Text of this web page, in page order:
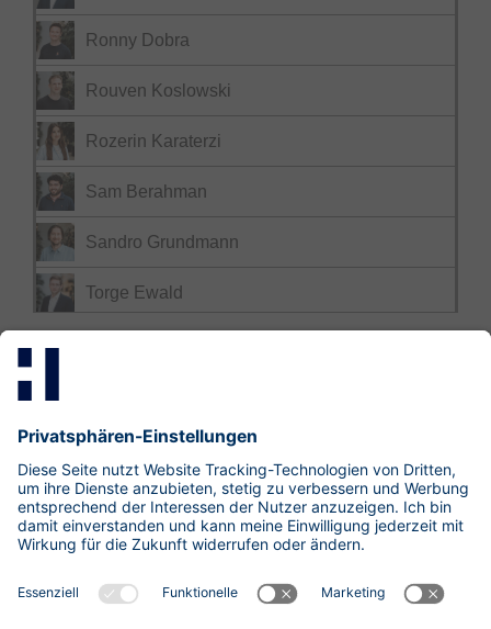
Ronny Dobra
Rouven Koslowski
Rozerin Karaterzi
Sam Berahman
Sandro Grundmann
Torge Ewald
Mastodon
LinkedIn
Xing